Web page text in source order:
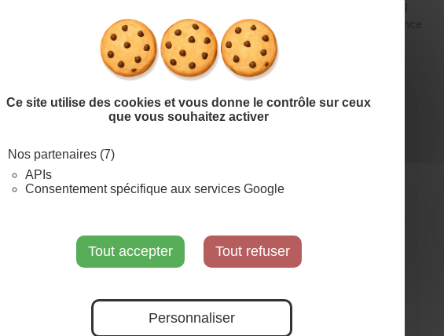
Ce site utilise des cookies et vous donne le contrôle sur ceux
que vous souhaitez activer
Nos partenaires (7)
APIs
Consentement spécifique aux services Google
Tout accepter Tout refuser
Personnaliser
Fille au pair à Aix-en-Provence
Garde partagée à Aix-en-Provence
du
Qui sommes-nous ?
CGV
Contact
Tous les avis sur Dookids